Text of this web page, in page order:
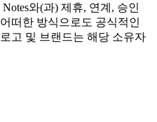
와(과) 제휴, 연계, 승인
떠한 방식으로도 공식적인
고 및 브랜드는 해당 소유자